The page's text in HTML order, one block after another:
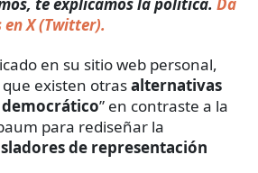
X (Twitter).
en su sitio web personal,
existen otrasalternativas
” en contraste a la
para rediseñar la
de representación